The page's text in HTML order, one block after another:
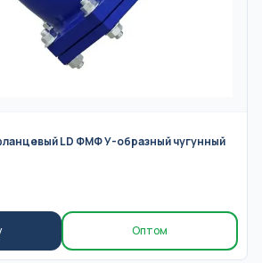
LD ФМФ У-образный чугунный
Оптом